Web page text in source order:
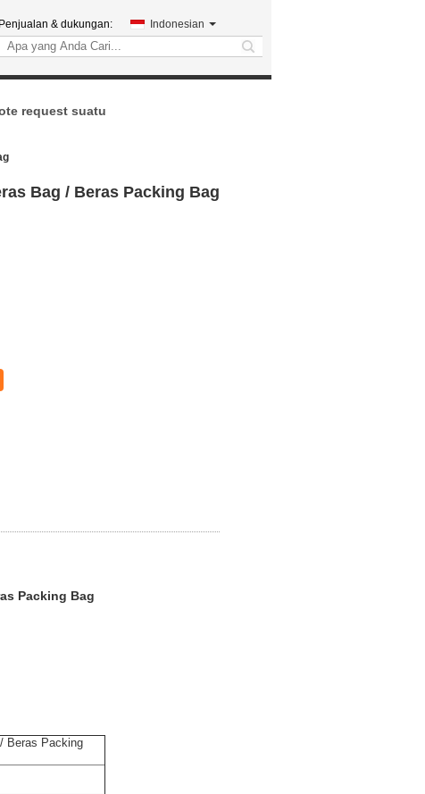
Penjualan & dukungan: Indonesian
search
request suatu
Bag / Beras Packing Bag
Packing Bag
Beras Packing